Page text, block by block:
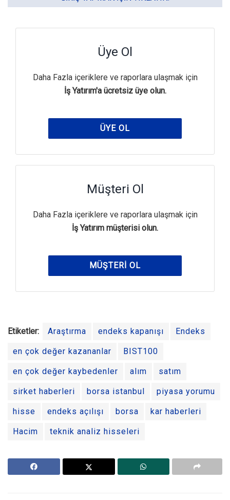
Üye Ol
Daha Fazla içeriklere ve raporlara ulaşmak için
İş Yatırım'a ücretsiz üye olun.
ÜYE OL
Müşteri Ol
Daha Fazla içeriklere ve raporlara ulaşmak için
İş Yatırım müşterisi olun.
MÜŞTERI OL
Etiketler: Araştırma endeks kapanışı Endeks
en çok değer kazananlar BIST100
en çok değer kaybedenler alım satım
sirket haberleri borsa istanbul piyasa yorumu
hisse endeks açılışı borsa kar haberleri
Hacim teknik analiz hisseleri